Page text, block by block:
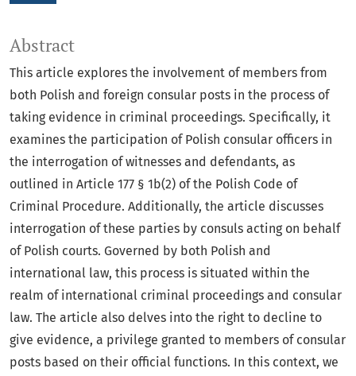
Abstract
This article explores the involvement of members from
both Polish and foreign consular posts in the process of
taking evidence in criminal proceedings. Specifically, it
examines the participation of Polish consular officers in
the interrogation of witnesses and defendants, as
outlined in Article 177 § 1b(2) of the Polish Code of
Criminal Procedure. Additionally, the article discusses
interrogation of these parties by consuls acting on behalf
of Polish courts. Governed by both Polish and
international law, this process is situated within the
realm of international criminal proceedings and consular
law. The article also delves into the right to decline to
give evidence, a privilege granted to members of consular
posts based on their official functions. In this context, we